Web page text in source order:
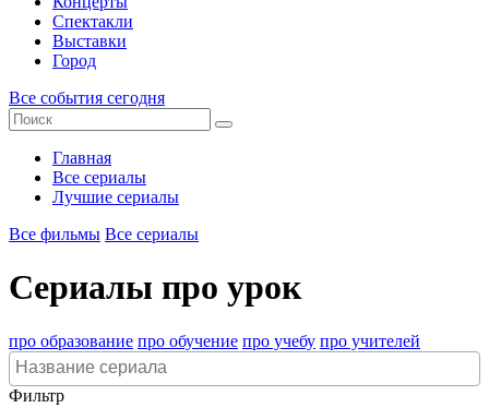
Спектакли
Выставки
Город
Все события сегодня
Главная
Все сериалы
Лучшие сериалы
Все фильмы Все сериалы
Сериалы про урок
про образование про обучение про учебу про учителей
Фильтр